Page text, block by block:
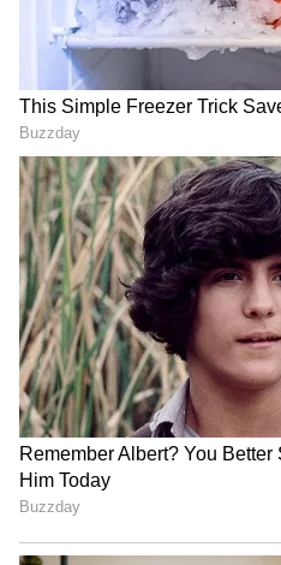
3
Image Credit :ANI
சாய் சுதர்சன் ஹிட்
அதாவது பந்தின்
திசையையும்
சுதர்சன், அதை
பவுண்டரிக்கு அனுப்ப
ஆடினார். பந்தும்